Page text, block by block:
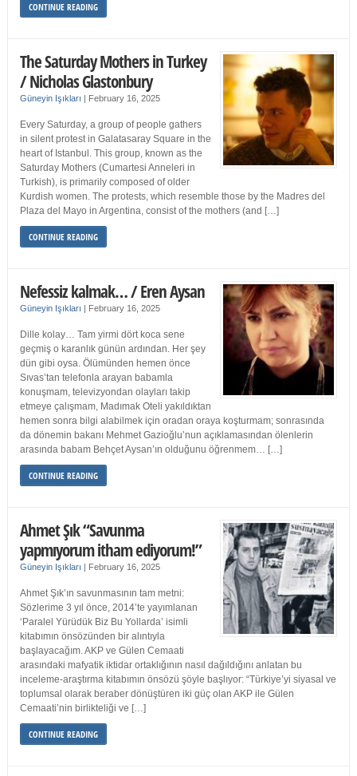
CONTINUE READING
The Saturday Mothers in Turkey
/ Nicholas Glastonbury
Güneyin Işıkları | February 16, 2025
Every Saturday, a group of people gathers
in silent protest in Galatasaray Square in the
heart of Istanbul. This group, known as the
Saturday Mothers (Cumartesi Anneleri in
Turkish), is primarily composed of older
Kurdish women. The protests, which resemble those by the Madres del
Plaza del Mayo in Argentina, consist of the mothers (and […]
CONTINUE READING
Nefessiz kalmak… / Eren Aysan
Güneyin Işıkları | February 16, 2025
Dille kolay… Tam yirmi dört koca sene
geçmiş o karanlık günün ardından. Her şey
dün gibi oysa. Ölümünden hemen önce
Sıvas’tan telefonla arayan babamla
konuşmam, televizyondan olayları takip
etmeye çalışmam, Madımak Oteli yakıldıktan
hemen sonra bilgi alabilmek için oradan oraya koşturmam; sonrasında
da dönemin bakanı Mehmet Gazioğlu’nun açıklamasından ölenlerin
arasında babam Behçet Aysan’ın olduğunu öğrenmem… […]
CONTINUE READING
Ahmet Şık “Savunma
yapmıyorum itham ediyorum!”
Güneyin Işıkları | February 16, 2025
Ahmet Şık’ın savunmasının tam metni:
Sözlerime 3 yıl önce, 2014’te yayımlanan
‘Paralel Yürüdük Biz Bu Yollarda’ isimli
kitabımın önsözünden bir alıntıyla
başlayacağım. AKP ve Gülen Cemaati
arasındaki mafyatik iktidar ortaklığının nasıl dağıldığını anlatan bu
inceleme-araştırma kitabımın önsözü şöyle başlıyor: “Türkiye’yi siyasal ve
toplumsal olarak beraber dönüştüren iki güç olan AKP ile Gülen
Cemaati’nin birlikteliği ve […]
CONTINUE READING